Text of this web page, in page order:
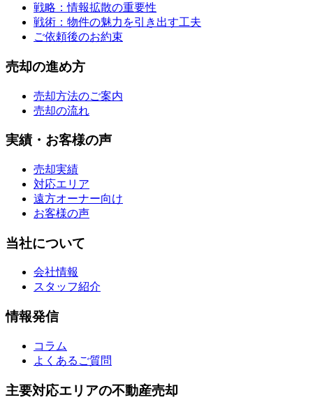
戦略：情報拡散の重要性
戦術：物件の魅力を引き出す工夫
ご依頼後のお約束
売却の進め方
売却方法のご案内
売却の流れ
実績・お客様の声
売却実績
対応エリア
遠方オーナー向け
お客様の声
当社について
会社情報
スタッフ紹介
情報発信
コラム
よくあるご質問
主要対応エリアの不動産売却